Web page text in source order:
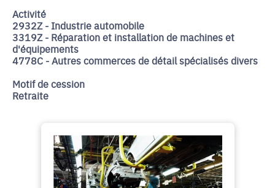
Activité
2932Z - Industrie automobile
3319Z - Réparation et installation de machines et
d'équipements
4778C - Autres commerces de détail spécialisés divers
Motif de cession
Retraite